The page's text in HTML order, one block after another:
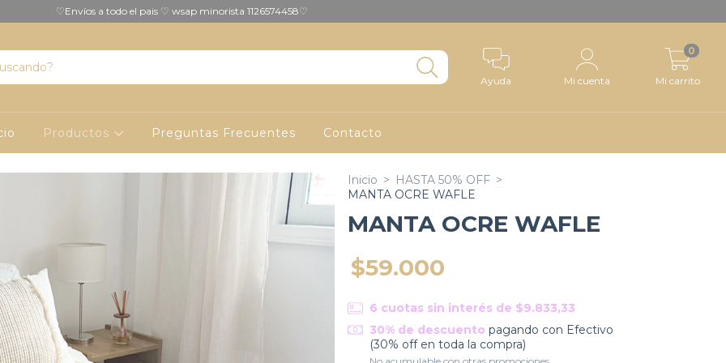
♡Envíos a todo el pais ♡ wsap minorista 1126574458♡
Ayuda Mi cuenta Mi carrito
0
Productos Preguntas Frecuentes Contacto
Inicio > HASTA 50% OFF >
MANTA OCRE WAFLE
MANTA OCRE WAFLE
$59.000
6 cuotas sin interés de $9.833,33
30% de descuento pagando con Efectivo
(30% off en toda la compra)